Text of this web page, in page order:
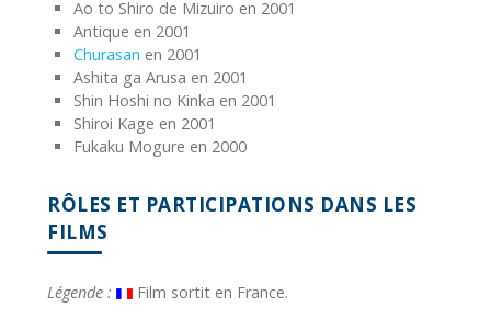
Ao to Shiro de Mizuiro en 2001
Antique en 2001
Churasan en 2001
Ashita ga Arusa en 2001
Shin Hoshi no Kinka en 2001
Shiroi Kage en 2001
Fukaku Mogure en 2000
RÔLES ET PARTICIPATIONS DANS LES
FILMS
Légende : Film sortit en France.